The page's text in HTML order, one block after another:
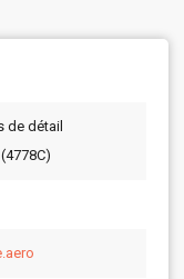
de détail